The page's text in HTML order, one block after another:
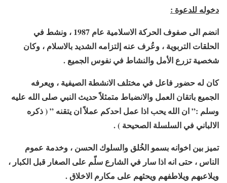
دخوله للدعوة :
انضم الى صفوف الحركة الاسلامية عام 1987 ، ونشط في
الحلقات التربوية ، وعُرف عنه إلتزامه الشديد بالاسلام ، وكان
شخصية تزرع الأمل والنشاط في نفوس الجميع .
كان له حضور فاعل في مختلف الانشطة الصيفية ، ويعرفه
الجميع باتقان العمل والانضباط متمثلاً حديث النبي صلى الله عليه
وسلم :” ان الله يحب اذا عمل احدكم عملاً ان يتقنه ” ( ذكره
الالباني في السلسلة الصحيحة ) .
تميز بين اخوانه بسمو الخُلق والسلوك الحسن ، وخدمة عموم
الناس ، حتى انه اذا سار في الشارع سلّم على الصغار قبل الكبار ،
ويلاعبهم ويلاطفهم ويحثهم على مكارم الاخلاق .